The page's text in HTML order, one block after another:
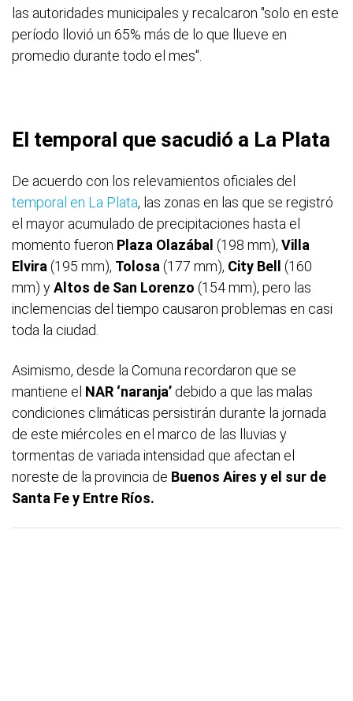
las autoridades municipales y recalcaron "solo en este
período llovió un 65% más de lo que llueve en
promedio durante todo el mes".
El temporal que sacudió a La Plata
De acuerdo con los relevamientos oficiales del
temporal en La Plata, las zonas en las que se registró
el mayor acumulado de precipitaciones hasta el
momento fueron Plaza Olazábal (198 mm), Villa
Elvira (195 mm), Tolosa (177 mm), City Bell (160
mm) yAltos de San Lorenzo (154 mm), pero las
inclemencias del tiempo causaron problemas en casi
toda la ciudad.
Asimismo, desde la Comuna recordaron que se
mantiene el NAR ‘naranja’ debido a que las malas
condiciones climáticas persistirán durante la jornada
de este miércoles en el marco de las lluvias y
tormentas de variada intensidad que afectan el
noreste de la provincia de Buenos Aires y el sur de
Santa Fe y Entre Ríos.